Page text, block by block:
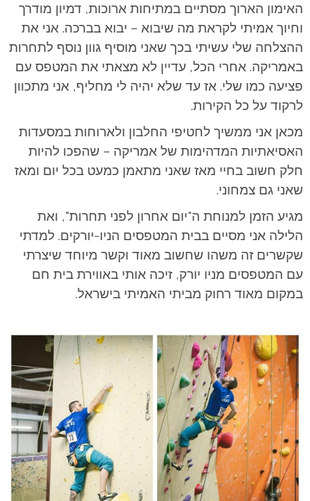
האימון הארוך מסתיים במתיחות ארוכות, דמיון מודרך
וחיוך אמיתי לקראת מה שיבוא – יבוא בברכה. אני את
ההצלחה שלי עשיתי בכך שאני מוסיף גוון נוסף לתחרות
באמריקה. אחרי הכל, עדיין לא מצאתי את המטפס עם
פציעה כמו שלי. אז עד שלא יהיה לי מחליף, אני מתכוון
לרקוד על כל הקירות.
מכאן אני ממשיך לחטיפי החלבון ולארוחות במסעדות
האסיאתיות המדהימות של אמריקה – שהפכו להיות
חלק חשוב בחיי מאז שאני מתאמן כמעט בכל יום ומאז
שאני גם צמחוני.
מגיע הזמן למנוחת ה"יום אחרון לפני תחרות", ואת
הלילה אני מסיים בבית המטפסים הניו-יורקים. למדתי
שקשרים זה משהו שחשוב מאוד וקשר מיוחד שיצרתי
עם המטפסים מניו יורק, זיכה אותי באווירת בית חם
במקום מאוד רחוק מביתי האמיתי בישראל.